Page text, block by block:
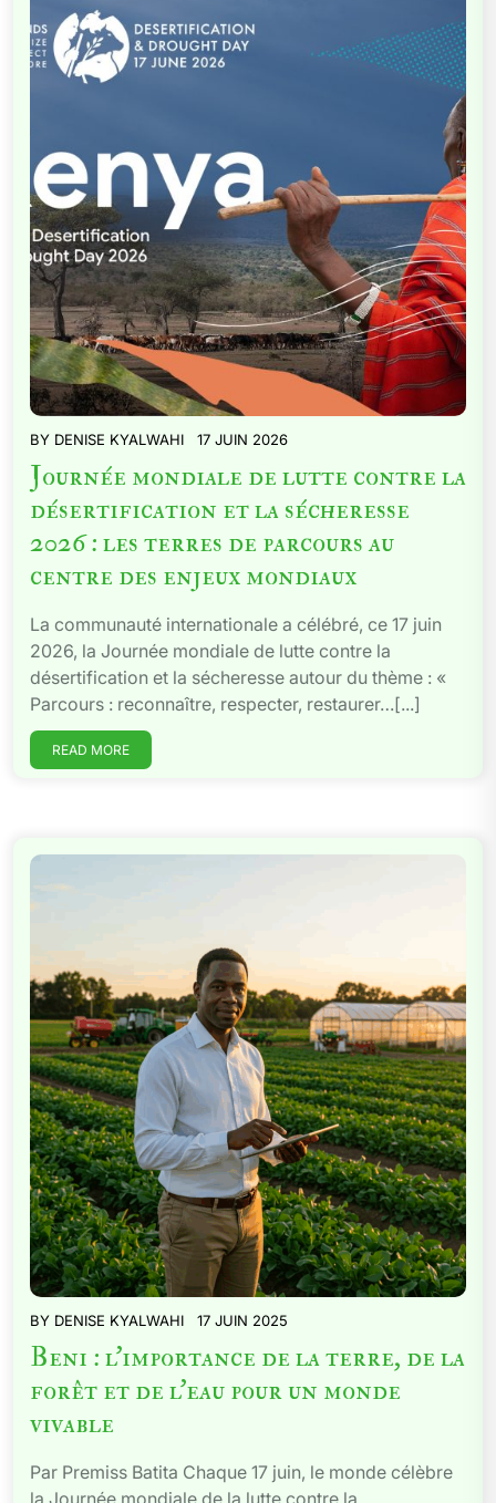
BY DENISE KYALWAHI 17 JUIN 2026
Journée mondiale de lutte contre la
désertification et la sécheresse
2026 : les terres de parcours au
centre des enjeux mondiaux
La communauté internationale a célébré, ce 17 juin
2026, la Journée mondiale de lutte contre la
désertification et la sécheresse autour du thème : «
Parcours : reconnaître, respecter, restaurer…[...]
READ MORE
BY DENISE KYALWAHI 17 JUIN 2025
Beni : l’importance de la terre, de la
forêt et de l’eau pour un monde
vivable
Par Premiss Batita Chaque 17 juin, le monde célèbre
la Journée mondiale de la lutte contre la